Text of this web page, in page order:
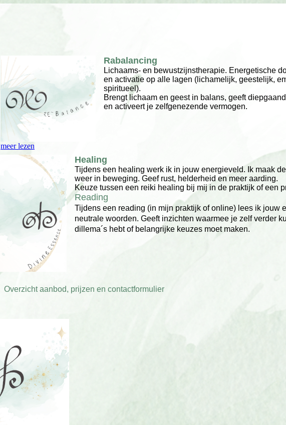
meer lezen
Rabalancing
Lichaams- en bewustzijnstherapie. Energetische
en activatie op alle lagen (lichamelijk, geestelijk,
spiritueel).
Brengt lichaam en geest in balans, geeft
en activeert je zelfgenezende vermogen.
Healing
Tijdens een healing werk ik in jouw energieveld. Ik maak
weer in beweging. Geef rust, helderheid en meer aarding.
Keuze tussen een reiki healing bij mij in de praktijk of een
Reading
Tijdens een reading (in mijn praktijk of online) lees ik jouw
neutrale woorden. Geeft inzichten waarmee je zelf verder
dillema´s hebt of belangrijke keuzes moet maken.
Overzicht aanbod, prijzen en contactformulier